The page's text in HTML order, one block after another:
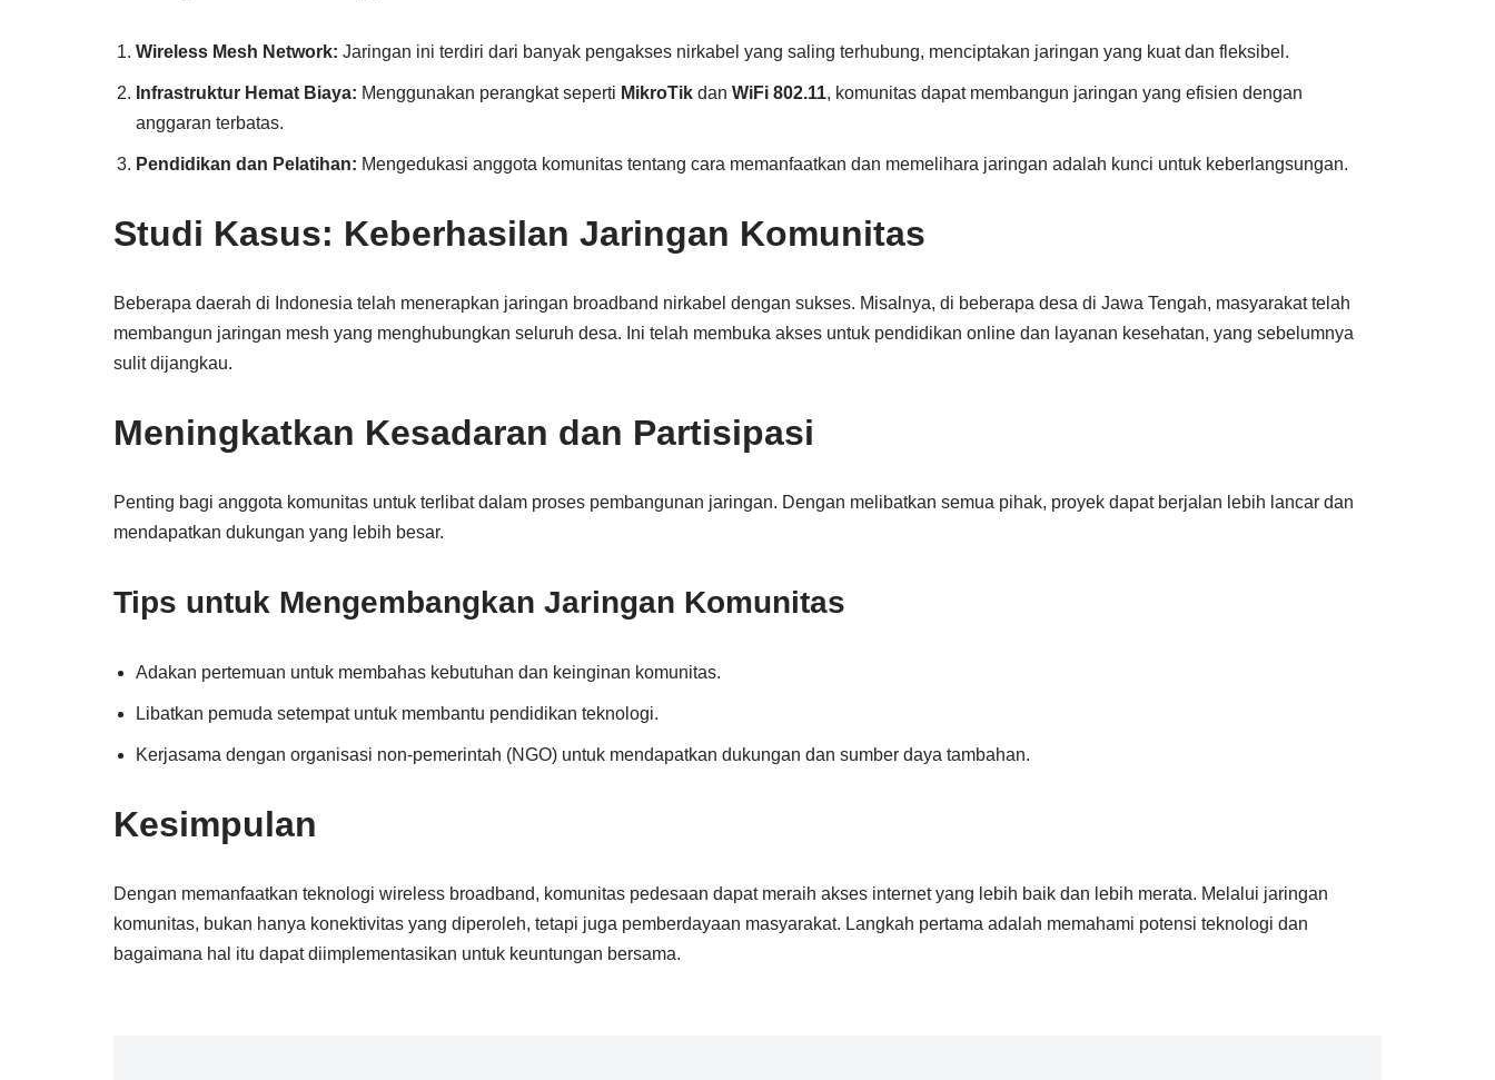
Wireless Mesh Network: Jaringan ini terdiri dari banyak pengakses nirkabel yang saling terhubung, menciptakan jaringan yang kuat dan fleksibel.
Infrastruktur Hemat Biaya: Menggunakan perangkat seperti MikroTik dan WiFi 802.11, komunitas dapat membangun jaringan yang efisien dengan
anggaran terbatas.
Pendidikan dan Pelatihan: Mengedukasi anggota komunitas tentang cara memanfaatkan dan memelihara jaringan adalah kunci untuk keberlangsungan.
Studi Kasus: Keberhasilan Jaringan Komunitas
Beberapa daerah di Indonesia telah menerapkan jaringan broadband nirkabel dengan sukses. Misalnya, di beberapa desa di Jawa Tengah, masyarakat telah
membangun jaringan mesh yang menghubungkan seluruh desa. Ini telah membuka akses untuk pendidikan online dan layanan kesehatan, yang sebelumnya
sulit dijangkau.
Meningkatkan Kesadaran dan Partisipasi
Penting bagi anggota komunitas untuk terlibat dalam proses pembangunan jaringan. Dengan melibatkan semua pihak, proyek dapat berjalan lebih lancar dan
mendapatkan dukungan yang lebih besar.
Tips untuk Mengembangkan Jaringan Komunitas
Adakan pertemuan untuk membahas kebutuhan dan keinginan komunitas.
Libatkan pemuda setempat untuk membantu pendidikan teknologi.
Kerjasama dengan organisasi non-pemerintah (NGO) untuk mendapatkan dukungan dan sumber daya tambahan.
Kesimpulan
Dengan memanfaatkan teknologi wireless broadband, komunitas pedesaan dapat meraih akses internet yang lebih baik dan lebih merata. Melalui jaringan
komunitas, bukan hanya konektivitas yang diperoleh, tetapi juga pemberdayaan masyarakat. Langkah pertama adalah memahami potensi teknologi dan
bagaimana hal itu dapat diimplementasikan untuk keuntungan bersama.